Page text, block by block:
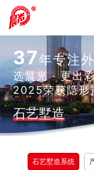
37年专注
选晨光 · 更出
2025荣获隐形
石艺墅造
石艺墅造系统